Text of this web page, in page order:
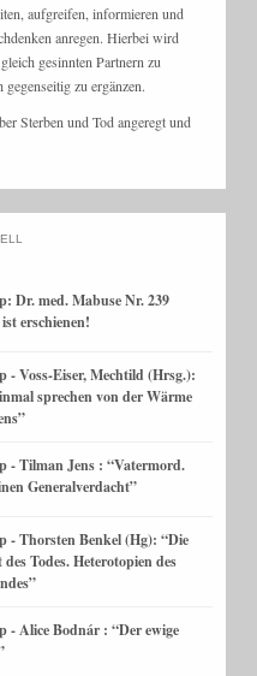
aufgreifen, informieren und
anregen. Hierbei wird
gesinnten Partnern zu
zu ergänzen.
Sterben und Tod angeregt und
Dr. med. Mabuse Nr. 239
erschienen!
- Voss-Eiser, Mechtild (Hrsg.):
sprechen von der Wärme
- Tilman Jens : “Vatermord.
Generalverdacht”
- Thorsten Benkel (Hg): “Die
Todes. Heterotopien des
- Alice Bodnár : “Der ewige